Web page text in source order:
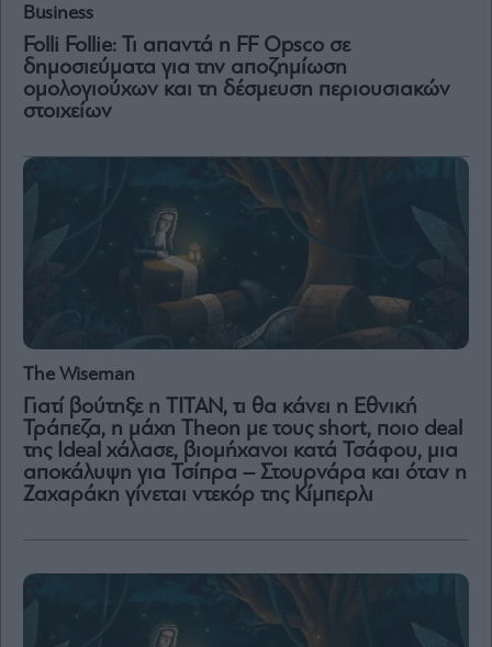
Trader's
book
Buy-
Hold-
Sell
Value
Χρηματιστηριακές
Content
Content
Reports
&
Branded
Content
Media
Business
Folli Follie: Τι απαντά η FF Opsco σε
δημοσιεύματα για την αποζημίωση
ομολογιούχων και τη δέσμευση περιουσιακών
στοιχείων
The Wiseman
Γιατί βούτηξε η ΤΙΤΑΝ, τι θα κάνει η Εθνική
Τράπεζα, η μάχη Theon με τους short, ποιο deal
της Ideal χάλασε, βιομήχανοι κατά Τσάφου, μια
αποκάλυψη για Τσίπρα – Στουρνάρα και όταν η
Ζαχαράκη γίνεται ντεκόρ της Κίμπερλι